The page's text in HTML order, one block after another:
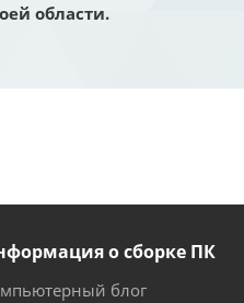
области.
о сборке ПК
блог